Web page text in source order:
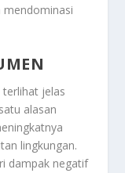
mendominasi
jelas
alasan
lingkungan.
dampak negatif